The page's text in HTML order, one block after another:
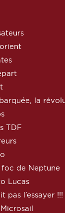
la
TDF
foc de Neptune
Lucas
pas l’essayer !!!